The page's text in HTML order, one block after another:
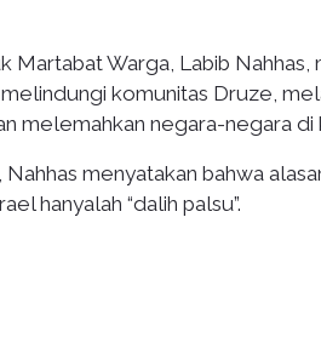
Martabat Warga, Labib
komunitas Druze,
melemahkan negara-negara di
menyatakan bahwa
hanyalah “dalih palsu”.